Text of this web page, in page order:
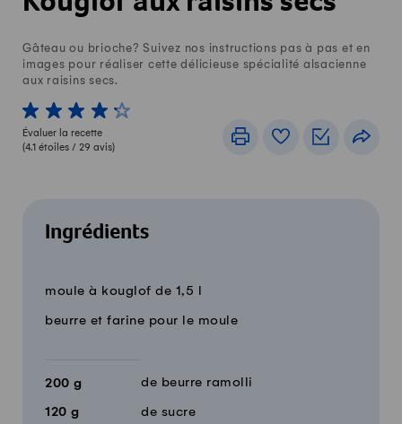
Gâteau ou brioche? Suivez nos instructions pas à pas et en
images pour réaliser cette délicieuse spécialité alsacienne
aux raisins secs.
1 von 5 étoiles
2 von 5 étoiles
3 von 5 étoiles
4 von 5 étoiles
5 von 5 étoiles
Évaluer la recette
(4.1 étoiles / 29 avis)
ImprimerLivre de recettes
Listes de
Ingrédients
12 parts
Quantité Ingrédients
moule à kouglof de 1,5 l
beurre et farine pour le moule
200 g de beurre ramolli
120 g de sucre